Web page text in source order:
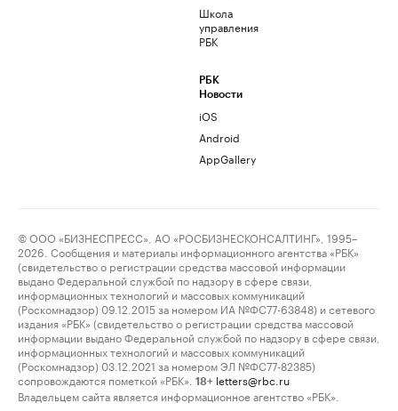
Школа
управления
РБК
РБК
Новости
iOS
Android
AppGallery
© ООО «БИЗНЕСПРЕСС», АО «РОСБИЗНЕСКОНСАЛТИНГ», 1995–
2026. Сообщения и материалы информационного агентства «РБК»
(свидетельство о регистрации средства массовой информации
выдано Федеральной службой по надзору в сфере связи,
информационных технологий и массовых коммуникаций
(Роскомнадзор) 09.12.2015 за номером ИА №ФС77-63848) и сетевого
издания «РБК» (свидетельство о регистрации средства массовой
информации выдано Федеральной службой по надзору в сфере связи,
информационных технологий и массовых коммуникаций
(Роскомнадзор) 03.12.2021 за номером ЭЛ №ФС77-82385)
сопровождаются пометкой «РБК».
18+ letters@rbc.ru
Владельцем сайта является информационное агентство «РБК».